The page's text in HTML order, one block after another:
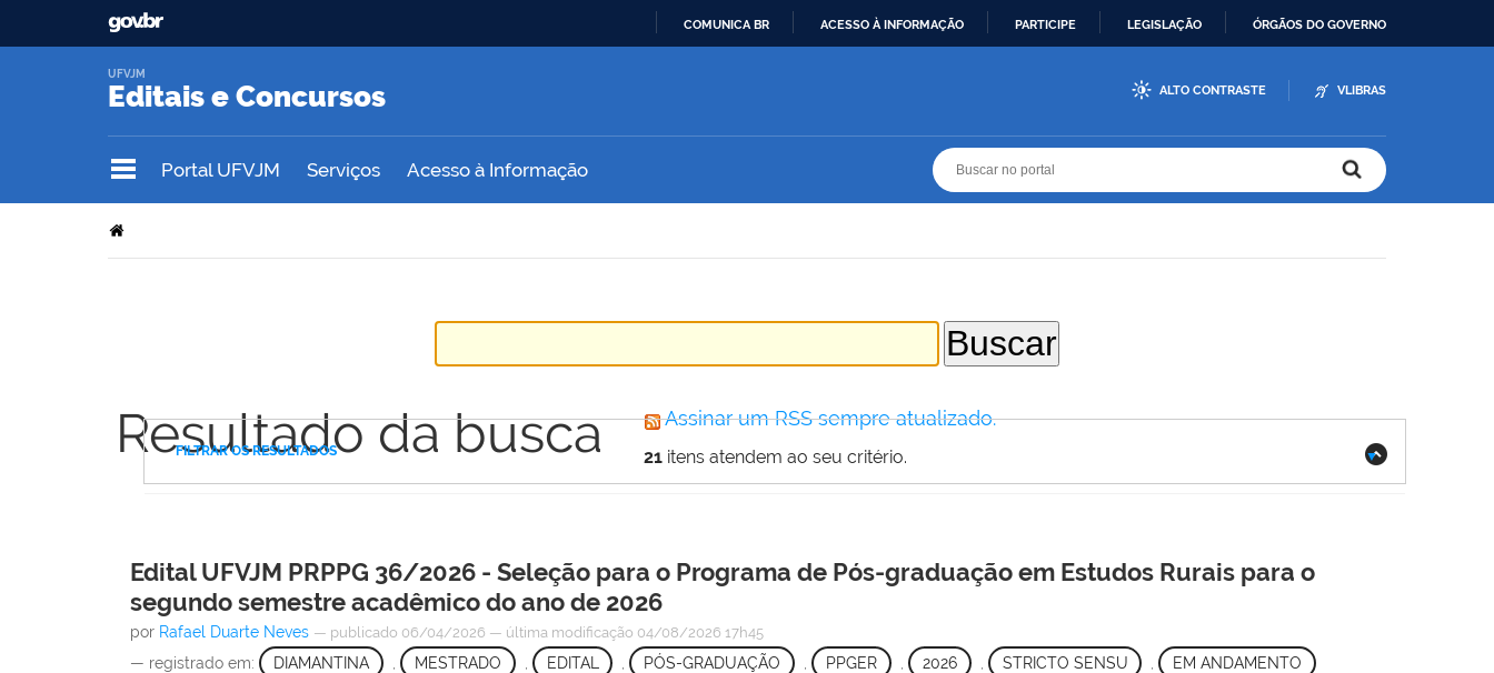
COMUNICA BR ACESSO À INFORMAÇÃO PARTICIPE LEGISLAÇÃO ÓRGÃOS DO GOVERNO
Editais e Concursos
UFVJM
ALTO CONTRASTE VLIBRAS
Portal UFVJM Serviços Acesso à Informação
Resultado da busca Assinar um RSS sempre atualizado.
21itens atendem ao seu critério.
FILTRAR OS RESULTADOS
Edital UFVJM PRPPG 36/2026 - Seleção para o Programa de Pós-graduação em Estudos Rurais para o
segundo semestre acadêmico do ano de 2026
por Rafael Duarte Neves — publicado 06/04/2026 — última modificação 04/08/2026 17h45
— registrado em: DIAMANTINA MESTRADO EDITAL , PÓS-GRADUAÇÃO , PPGER 2026 STRICTO SENSU , EM ANDAMENTO